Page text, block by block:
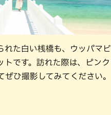
れた白い桟橋も、ウッパマビ
トです。訪れた際は、ピンク
ぜひ撮影してみてください。